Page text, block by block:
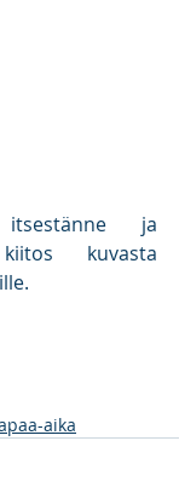
ja
kuvasta
aika